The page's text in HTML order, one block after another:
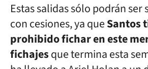
Estas salidas sólo podrán ser
con cesiones, ya queSantos
prohibido fichar en este
fichajesque termina esta